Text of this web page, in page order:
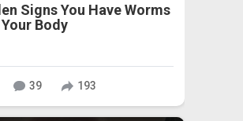
Signs You Have Worms
Body
39 193